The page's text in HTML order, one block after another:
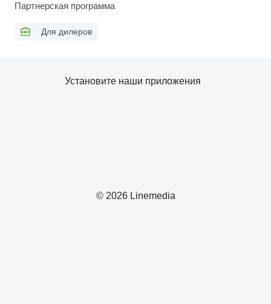
Партнерская программа
Для дилеров
© 2026 Linemedia
Установите наши приложения